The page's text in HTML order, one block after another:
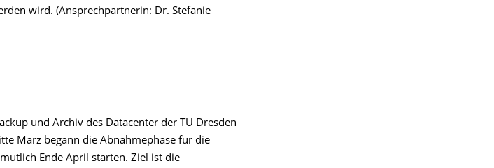
wird. (Ansprechpartnerin: Dr. Stefanie
und Archiv des Datacenter der TU Dresden
März begann die Abnahmephase für die
Ende April starten. Ziel ist die